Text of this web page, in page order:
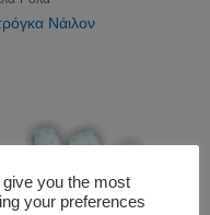
Νάιλον
you the most
your preferences